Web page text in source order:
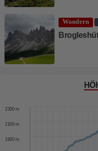
Wandern
1900 m
2100 m
2300 m